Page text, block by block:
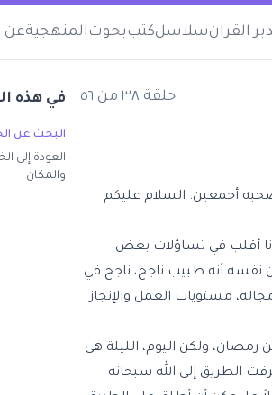
القرانسلاسلكتب بحوث المنهجيةعن
حلقة ٣٨ من ٥٦
أجمعين. السلام عليكم
أقلب في تساؤلات بعض
نفسه أنه طبيب ناجح، ناجح في
مستويات العمل والإنجاز
ولكن اليوم، الليلة هي
الطريق إلى الله سبحانه
في هذه
البحث عن
العودة إلى
والمكان